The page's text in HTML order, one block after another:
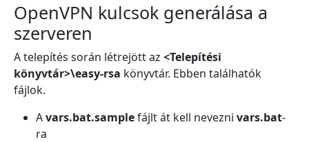
OpenVPN kulcsok generálása a
szerveren
A telepítés során létrejött az <Telepítési
könyvtár>\easy-rsa könyvtár. Ebben találhatók
fájlok.
Avars.bat.samplefájlt át kell nevezni vars.bat-
ra